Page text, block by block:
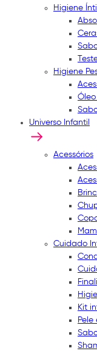
Higiene
Higiene
Universo Infantil
Acessórios
Cuidado
Kit